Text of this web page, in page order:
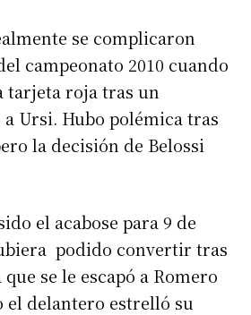
se complicaron
campeonato 2010 cuando
tarjeta roja tras un
a Ursi. Hubo polémica tras
la decisión de Belossi
el acabose para 9 de
podido convertir tras
se le escapó a Romero
el delantero estrelló su